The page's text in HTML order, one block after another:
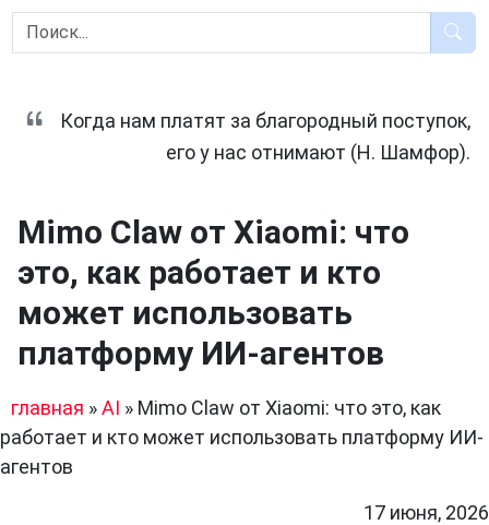
Когда нам платят за благородный поступок,
его у нас отнимают (Н. Шамфор).
Mimo Claw от Xiaomi: что
это, как работает и кто
может использовать
платформу ИИ-агентов
главная »AI » Mimo Claw от Xiaomi: что это, как
работает и кто может использовать платформу ИИ-
агентов
17 июня, 2026